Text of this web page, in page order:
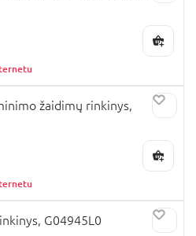
žaidimų rinkinys,
G04945L0